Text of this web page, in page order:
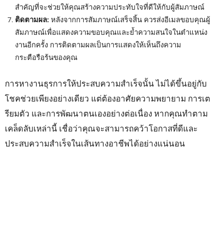
สำคัญที่จะช่วยให้คุณสร้างความประทับใจที่ดีให้กับผู้สัมภาษณ์
ติดตามผล: หลังจากการสัมภาษณ์เสร็จสิ้น ควรส่งอีเมลขอบคุณผู้
สัมภาษณ์เพื่อแสดงความขอบคุณและย้ำความสนใจในตำแหน่ง
งานอีกครั้ง การติดตามผลเป็นการแสดงให้เห็นถึงความ
กระตือรือร้นของคุณ
การหางานธุรการให้ประสบความสำเร็จนั้น ไม่ได้ขึ้นอยู่กับ
โชคช่วยเพียงอย่างเดียว แต่ต้องอาศัยความพยายาม การเต
รียมตัว และการพัฒนาตนเองอย่างต่อเนื่อง หากคุณทำตาม
เคล็ดลับเหล่านี้ เชื่อว่าคุณจะสามารถคว้าโอกาสที่ดีและ
ประสบความสำเร็จในเส้นทางอาชีพได้อย่างแน่นอน